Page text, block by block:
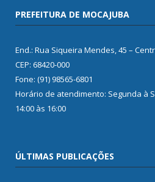
PREFEITURA DE MOCAJUBA
End.: Rua Siqueira Mendes, 45 –
CEP: 68420-000
Fone: (91) 98565-6801
Horário de atendimento: Segunda à
14:00 às 16:00
ÚLTIMAS PUBLICAÇÕES